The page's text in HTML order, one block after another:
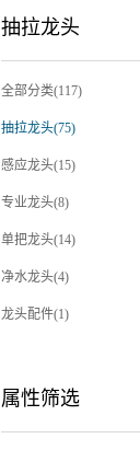
抽拉龙头
全部分类(117)
抽拉龙头(75)
感应龙头(15)
专业龙头(8)
单把龙头(14)
净水龙头(4)
龙头配件(1)
属性筛选